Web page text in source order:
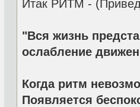
Итак РИТМ -
"Вся жизнь
ослабление
Когда ритм
Появляется